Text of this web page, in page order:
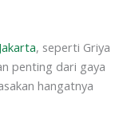
, seperti Griya
penting dari gaya
hangatnya